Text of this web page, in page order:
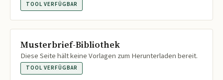
TOOL VERFÜGBAR
Musterbrief-Bibliothek
Diese Seite hält keine Vorlagen zum Herunterladen bereit.
TOOL VERFÜGBAR